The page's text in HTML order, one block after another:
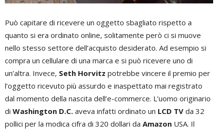
Può capitare di ricevere un oggetto sbagliato rispetto a
quanto si era ordinato online, solitamente però ci si muove
nello stesso settore dell’acquisto desiderato. Ad esempio si
compra un cellulare di una marca e si può ricevere uno di
un’altra. Invece, Seth Horvitz potrebbe vincere il premio per
l’oggetto ricevuto più assurdo e inaspettato mai registrato
dal momento della nascita dell’e-commerce. L’uomo originario
di Washington D.C. aveva infatti ordinato un LCD TV da 32
pollici per la modica cifra di 320 dollari da Amazon USA. Il